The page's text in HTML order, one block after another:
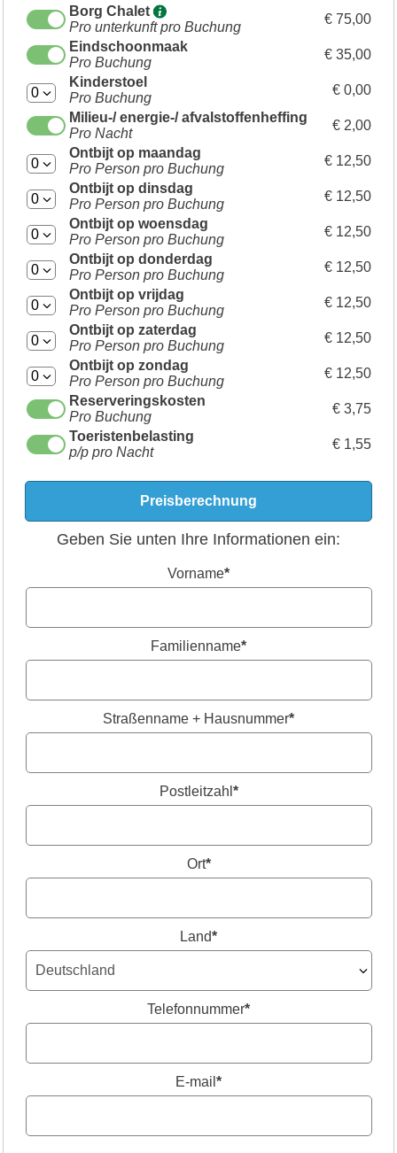
Borg Chalet
Pro unterkunft pro Buchung
€ 75,00
Eindschoonmaak
Pro Buchung
€ 35,00
Kinderstoel
Pro Buchung
€ 0,00
Milieu-/ energie-/ afvalstoffenheffing
Pro Nacht
€ 2,00
Ontbijt op maandag
Pro Person pro Buchung
€ 12,50
Ontbijt op dinsdag
Pro Person pro Buchung
€ 12,50
Ontbijt op woensdag
Pro Person pro Buchung
€ 12,50
Ontbijt op donderdag
Pro Person pro Buchung
€ 12,50
Ontbijt op vrijdag
Pro Person pro Buchung
€ 12,50
Ontbijt op zaterdag
Pro Person pro Buchung
€ 12,50
Ontbijt op zondag
Pro Person pro Buchung
€ 12,50
Reserveringskosten
Pro Buchung
€ 3,75
Toeristenbelasting
p/p pro Nacht
€ 1,55
Geben Sie unten Ihre Informationen ein:
Vorname*
Familienname*
Straßenname + Hausnummer*
Postleitzahl *
Ort*
Land*
Telefonnummer*
E-mail *